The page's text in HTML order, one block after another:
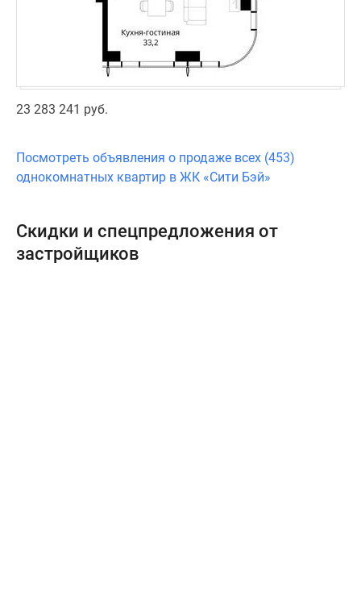
23 283 241 руб.
Посмотреть объявления о продаже всех (453)
однокомнатных квартир в ЖК «Сити Бэй»
Скидки и спецпредложения от
застройщиков